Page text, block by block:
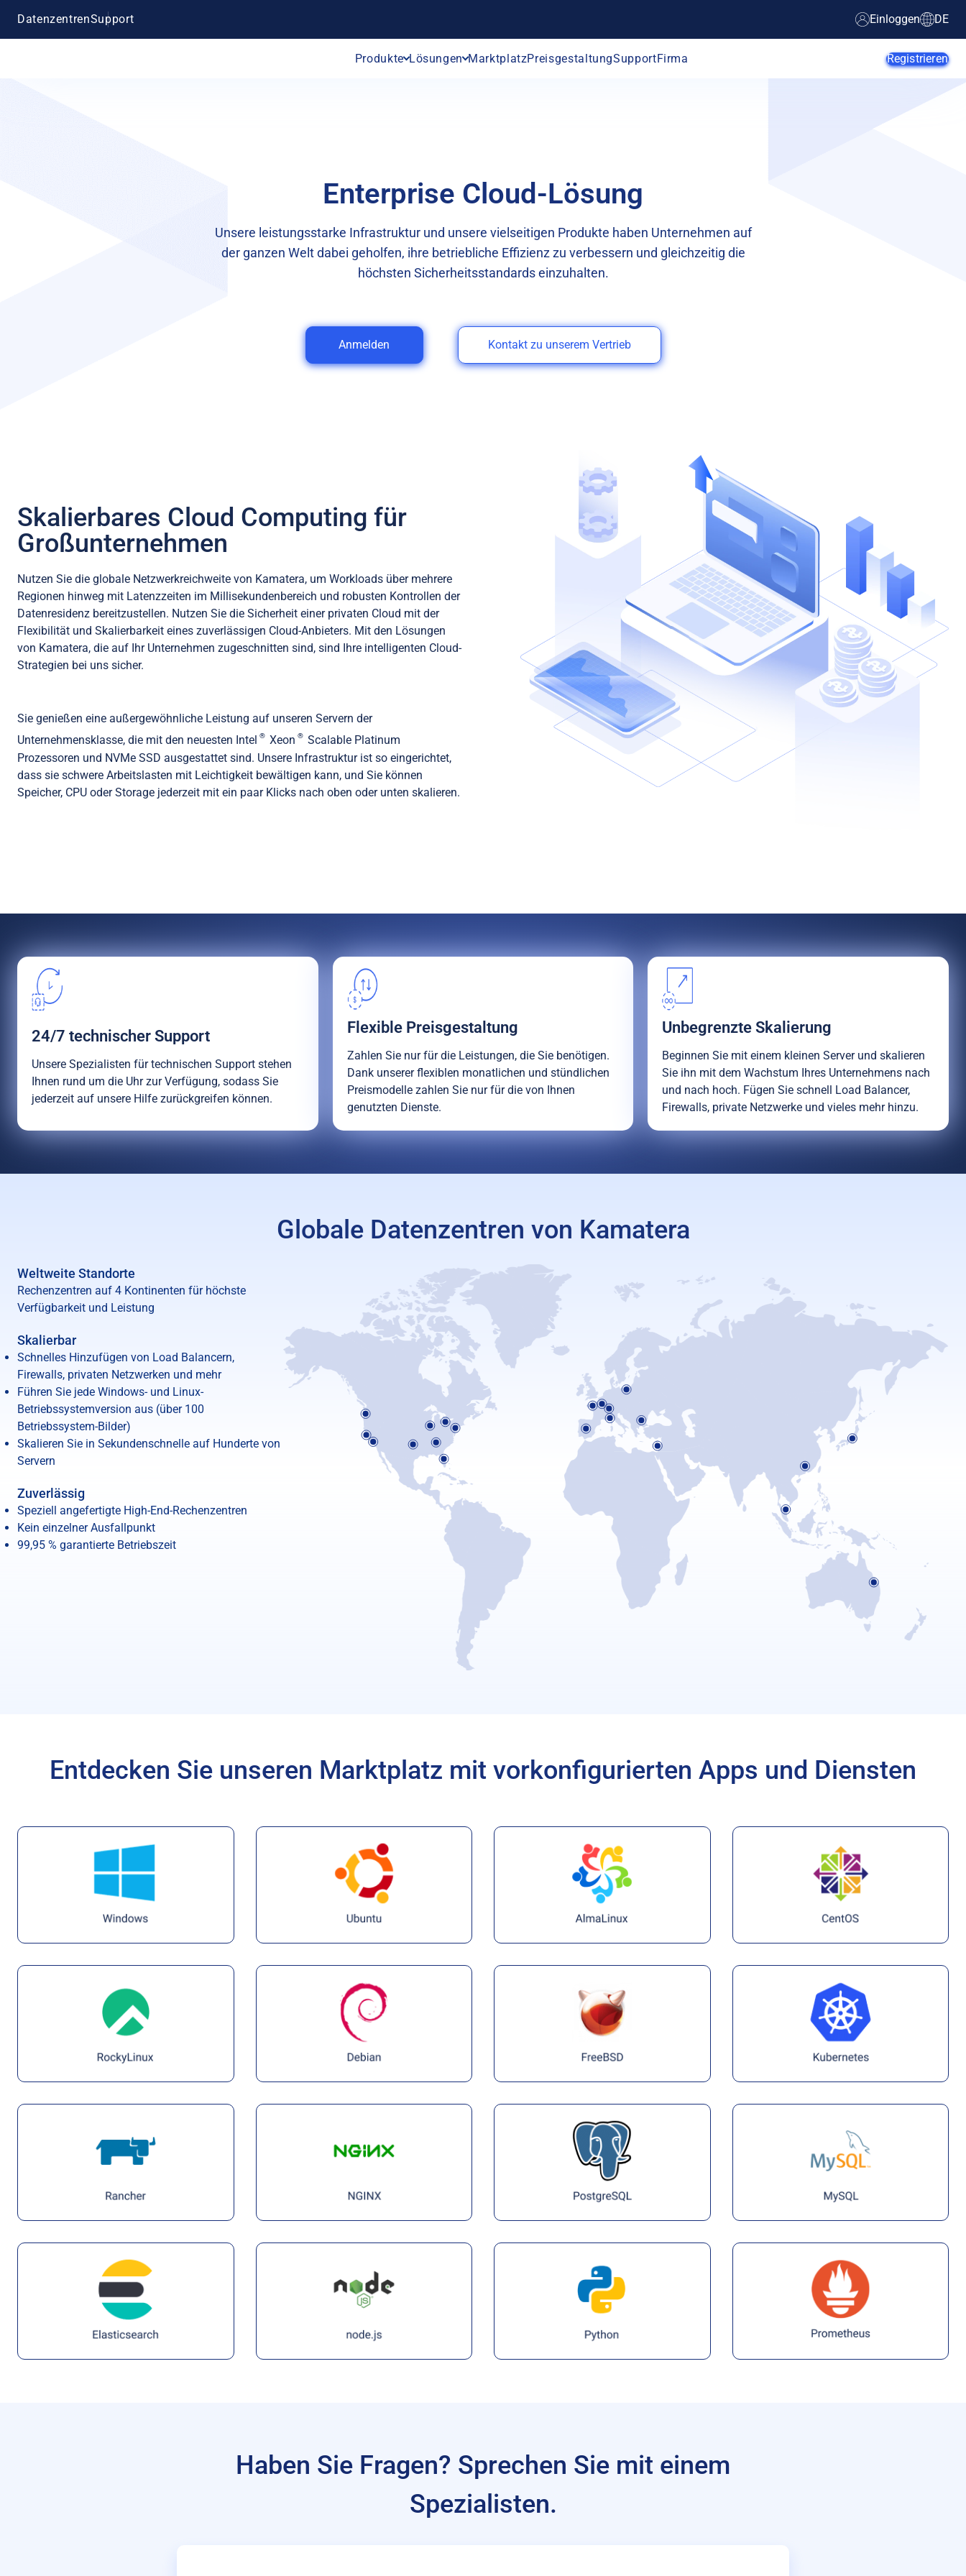
DatenzentrenSupport Einloggen DE
Produkte Lösungen
Web-Entwickler
MarktplatzPreisgestaltungSupportFirma Registrieren
Enterprise Cloud-Lösung
Unsere leistungsstarke Infrastruktur und unsere vielseitigen Produkte haben Unternehmen auf
der ganzen Welt dabei geholfen, ihre betriebliche Effizienz zu verbessern und gleichzeitig die
höchsten Sicherheitsstandards einzuhalten.
Anmelden Kontakt zu unserem Vertrieb
Skalierbares Cloud Computing für
Großunternehmen
Nutzen Sie die globale Netzwerkreichweite von Kamatera, um Workloads über mehrere
Regionen hinweg mit Latenzzeiten im Millisekundenbereich und robusten Kontrollen der
Datenresidenz bereitzustellen. Nutzen Sie die Sicherheit einer privaten Cloud mit der
Flexibilität und Skalierbarkeit eines zuverlässigen Cloud-Anbieters. Mit den Lösungen
von Kamatera, die auf Ihr Unternehmen zugeschnitten sind, sind Ihre intelligenten Cloud-
Strategien bei uns sicher.
Sie genießen eine außergewöhnliche Leistung auf unseren Servern der
Unternehmensklasse, die mit den neuesten Intel
® Xeon ® Scalable Platinum
Prozessoren und NVMe SSD ausgestattet sind. Unsere Infrastruktur ist so eingerichtet,
dass sie schwere Arbeitslasten mit Leichtigkeit bewältigen kann, und Sie können
Speicher, CPU oder Storage jederzeit mit ein paar Klicks nach oben oder unten skalieren.
24/7 technischer Support
Unsere Spezialisten für technischen Support stehen
Ihnen rund um die Uhr zur Verfügung, sodass Sie
jederzeit auf unsere Hilfe zurückgreifen können.
Flexible Preisgestaltung
Zahlen Sie nur für die Leistungen, die Sie benötigen.
Dank unserer flexiblen monatlichen und stündlichen
Preismodelle zahlen Sie nur für die von Ihnen
genutzten Dienste.
Unbegrenzte Skalierung
Beginnen Sie mit einem kleinen Server und skalieren
Sie ihn mit dem Wachstum Ihres Unternehmens nach
und nach hoch. Fügen Sie schnell Load Balancer,
Firewalls, private Netzwerke und vieles mehr hinzu.
Globale Datenzentren von Kamatera
Weltweite Standorte
Rechenzentren auf 4 Kontinenten für höchste
Verfügbarkeit und Leistung
Skalierbar
Schnelles Hinzufügen von Load Balancern,
Firewalls, privaten Netzwerken und mehr
Führen Sie jede Windows- und Linux-
Betriebssystemversion aus (über 100
Betriebssystem-Bilder)
Skalieren Sie in Sekundenschnelle auf Hunderte von
Servern
Zuverlässig
Speziell angefertigte High-End-Rechenzentren
Kein einzelner Ausfallpunkt
99,95 % garantierte Betriebszeit
Entdecken Sie unseren Marktplatz mit vorkonfigurierten Apps und Diensten
Haben Sie Fragen? Sprechen Sie mit einem
Spezialisten.